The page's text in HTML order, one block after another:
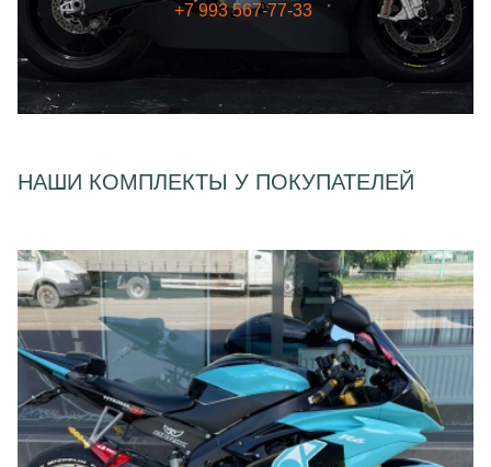
+7 993 567-77-33
НАШИ КОМПЛЕКТЫ У ПОКУПАТЕЛЕЙ